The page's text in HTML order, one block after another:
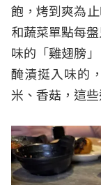
飽，烤到爽為
和蔬菜單點每
味的「雞翅膀
醃漬挺入味的
米、香菇，這些